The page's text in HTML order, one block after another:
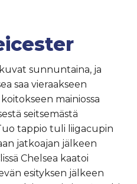
sunnuntaina, ja
saa vieraakseen
mainiossa
seitsemästä
tappio tuli liigacupin
jatkoajan jälkeen
Chelsea kaatoi
esityksen jälkeen